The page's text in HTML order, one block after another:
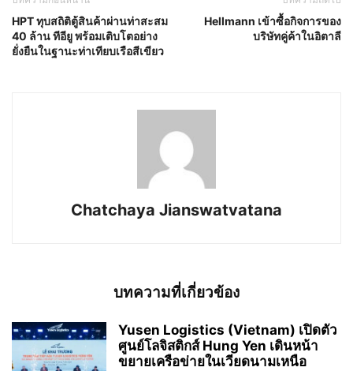
HPT ทุบสถิติตู้สินค้าผ่านท่าสะสม
40 ล้าน ทีอียู พร้อมเติบโตอย่าง
ยั่งยืนในฐานะท่าเทียบเรือสีเขียว
Hellmann เข้าซื้อกิจการของ
บริษัทคู่ค้าในอิตาลี
Chatchaya Jianswatvatana
บทความที่เกี่ยวข้อง
Yusen Logistics (Vietnam) เปิดตัว
ศูนย์โลจิสติกส์ Hung Yen เดินหน้า
ขยายเครือข่ายในเวียดนามเหนือ